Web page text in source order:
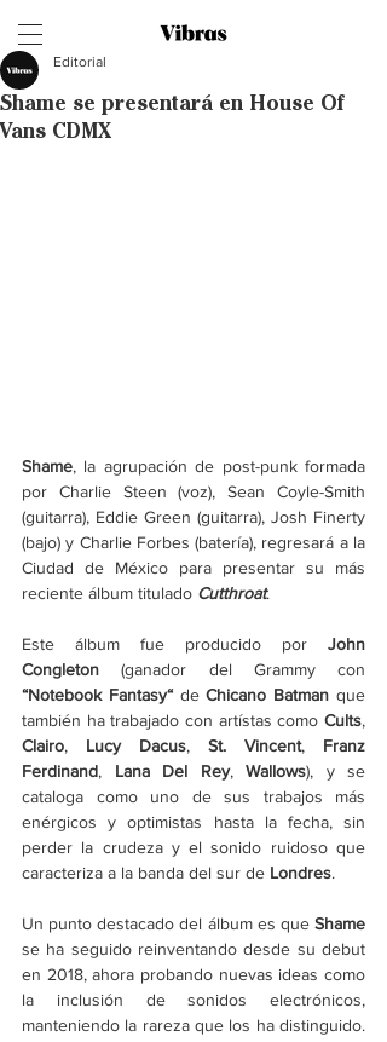
Shame se presentará en House Of
Vans CDMX
Editorial
Shame, la agrupación de post-punk formada
por Charlie Steen (voz), Sean Coyle-Smith
(guitarra), Eddie Green (guitarra), Josh Finerty
(bajo) y Charlie Forbes (batería), regresará a la
Ciudad de México para presentar su más
reciente álbum titulado Cutthroat.
Este álbum fue producido por John
Congleton
“Notebook Fantasy“ de Chicano Batman que
también ha trabajado con artístas como Cults
Clairo, Lucy Dacus, St. Vincent, Franz
Ferdinand, Lana Del Rey, Wallows), y se
cataloga como uno de sus trabajos más
enérgicos y optimistas hasta la fecha, sin
perder la crudeza y el sonido ruidoso que
caracteriza a la banda del sur de Londres.
Un punto destacado del álbum es que
se ha seguido reinventando desde su debut
en 2018, ahora probando nuevas ideas como
la inclusión de sonidos electrónicos,
manteniendo la rareza que los ha distinguido.